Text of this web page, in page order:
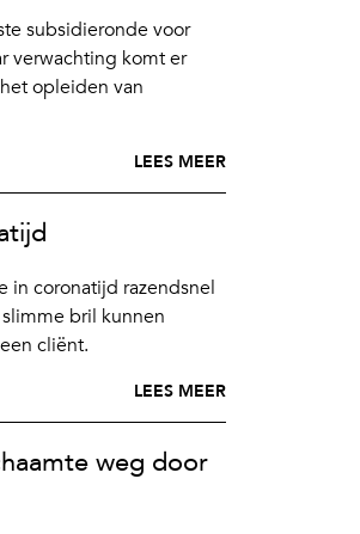
subsidieronde voor
verwachting komt er
opleiden van
LEES MEER
in coronatijd razendsnel
bril kunnen
cliënt.
LEES MEER
weg door